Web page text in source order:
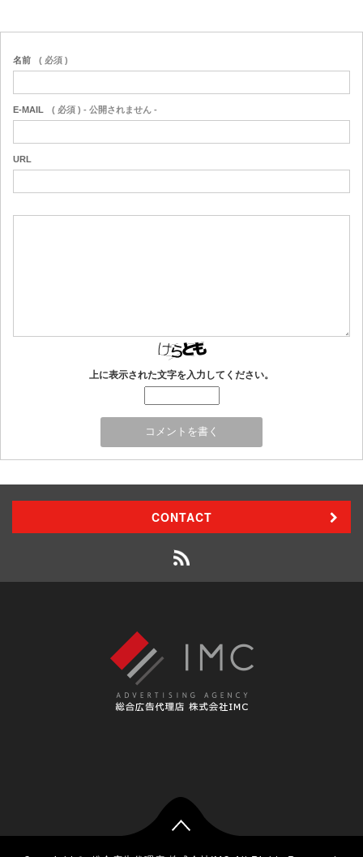
名前 ( 必須 )
E-MAIL ( 必須 ) - 公開されません -
URL
上に表示された文字を入力してください。
CONTACT